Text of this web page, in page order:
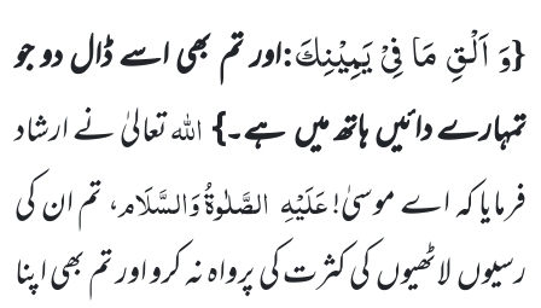
{وَ اَلْقِ مَا فِیْ یَمِیْنِكَ:اور تم بھی اسے ڈال دو جو
تمہارے دائیںہاتھ میںہے۔}اللہتعالیٰ نے ارشاد
فرمایا کہ اے موسیٰ!عَلَیْہِ الصَّلٰوۃُ وَالسَّلَام، تم ان کی
رسیوںلاٹھیوںکی کثرت کی پرواہ نہ کرو اور تم بھی اپنا